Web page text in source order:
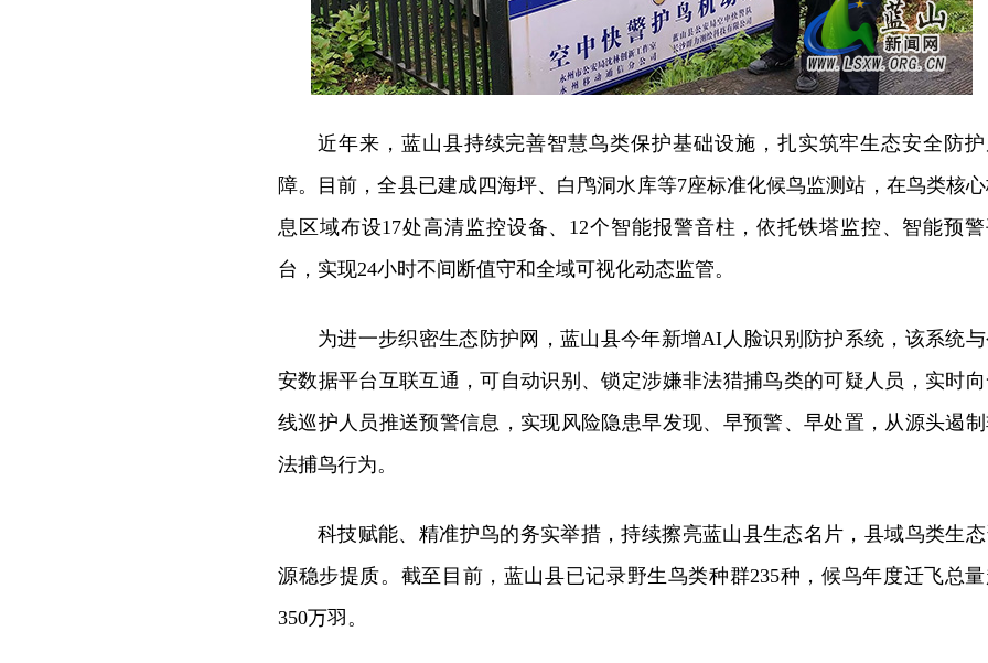
近年来，蓝山县持续完善智慧鸟类保护基础设施，扎实筑牢生态安全防
障。目前，全县已建成四海坪、白鸤洞水库等7座标准化候鸟监测站，在鸟类核
息区域布设17处高清监控设备、12个智能报警音柱，依托铁塔监控、智能预
台，实现24小时不间断值守和全域可视化动态监管。
为进一步织密生态防护网，蓝山县今年新增AI人脸识别防护系统，该系统
安数据平台互联互通，可自动识别、锁定涉嫌非法猎捕鸟类的可疑人员，实时
线巡护人员推送预警信息，实现风险隐患早发现、早预警、早处置，从源头遏
法捕鸟行为。
科技赋能、精准护鸟的务实举措，持续擦亮蓝山县生态名片，县域鸟类生
源稳步提质。截至目前，蓝山县已记录野生鸟类种群235种，候鸟年度迁飞总量
350万羽。